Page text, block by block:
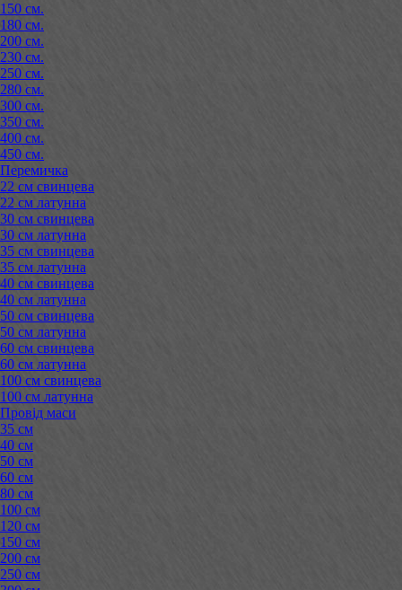
150 см.
180 см.
200 см.
230 см.
250 см.
280 см.
300 см.
350 см.
400 см.
450 см.
Перемичка
22 см свинцева
22 см латунна
30 см свинцева
30 см латунна
35 см свинцева
35 см латунна
40 см свинцева
40 см латунна
50 см свинцева
50 см латунна
60 см свинцева
60 см латунна
100 см свинцева
100 см латунна
Провід маси
35 см
40 см
50 см
60 см
80 см
100 см
120 см
150 см
200 см
250 см